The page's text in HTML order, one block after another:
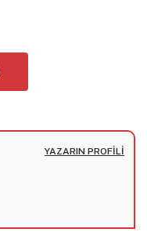
YAZARIN PROFILI